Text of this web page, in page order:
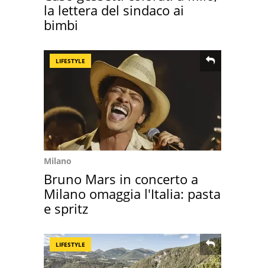
la lettera del sindaco ai
bimbi
LIFESTYLE
Milano
Bruno Mars in concerto a
Milano omaggia l'Italia: pasta
e spritz
LIFESTYLE